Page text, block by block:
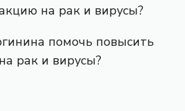
помочь повысить
рак и вирусы?